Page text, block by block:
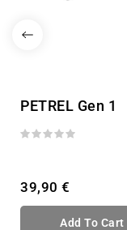
PETREL Gen 1
39,90 €
Add To Cart